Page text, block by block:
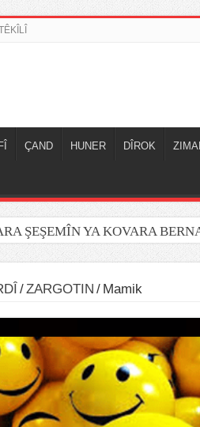
ÇAND HUNER DÎROK
ŞEŞEMÎN YA KOVARA
/ZARGOTIN / Mamik